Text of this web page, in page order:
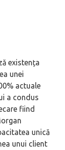
existența
unei
actuale
a condus
fiind
unică
unui client